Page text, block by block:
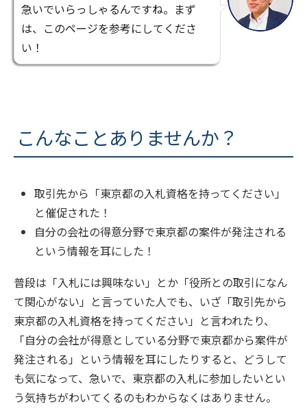
急いでいらっしゃるんですね。まず
は、このページを参考にしてくださ
い！
こんなことありませんか？
取引先から「東京都の入札資格を持ってください」
と催促された！
自分の会社の得意分野で東京都の案件が発注される
という情報を耳にした！
普段は「入札には興味ない」とか「役所との取引になん
て関心がない」と言っていた人でも、いざ「取引先から
東京都の入札資格を持ってください」と言われたり、
「自分の会社が得意としている分野で東京都から案件が
発注される」という情報を耳にしたりすると、どうして
も気になって、急いで、東京都の入札に参加したいとい
う気持ちがわいてくるのもわからなくはありません。